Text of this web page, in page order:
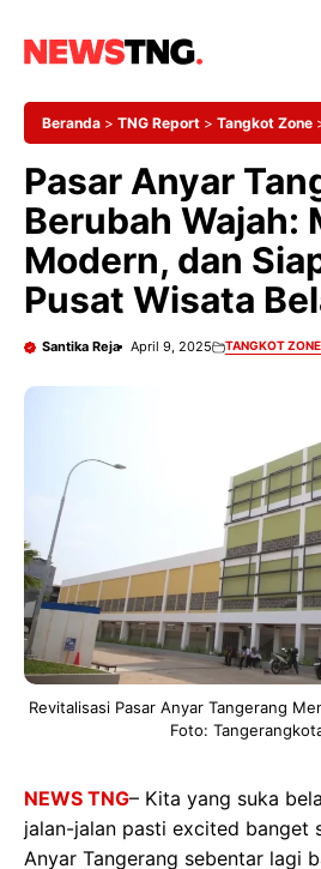
Beranda > TNG Report > Tangkot Zone
Belanja
Pasar Anyar
Berubah Wajah:
Modern, dan
Pusat Wisata
Santika Reja April 9, 2025 TANGKOT ZONE
Revitalisasi Pasar Anyar Tangerang
Foto:
NEWS TNG– Kita yang suka
jalan-jalan pasti excited banget
Anyar Tangerang sebentar lagi